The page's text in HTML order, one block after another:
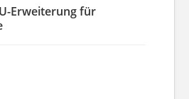
Erweiterung für